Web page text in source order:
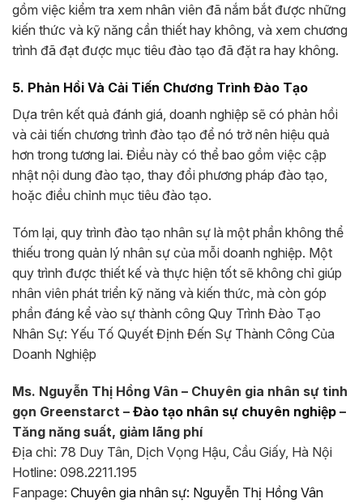
gồm việc kiểm tra xem nhân viên đã nắm bắt được những
kiến thức và kỹ năng cần thiết hay không, và xem chương
trình đã đạt được mục tiêu đào tạo đã đặt ra hay không.
5. Phản Hồi Và Cải Tiến Chương Trình Đào Tạo
Dựa trên kết quả đánh giá, doanh nghiệp sẽ có phản hồi
và cải tiến chương trình đào tạo để nó trở nên hiệu quả
hơn trong tương lai. Điều này có thể bao gồm việc cập
nhật nội dung đào tạo, thay đổi phương pháp đào tạo,
hoặc điều chỉnh mục tiêu đào tạo.
Tóm lại, quy trình đào tạo nhân sự là một phần không thể
thiếu trong quản lý nhân sự của mỗi doanh nghiệp. Một
quy trình được thiết kế và thực hiện tốt sẽ không chỉ giúp
nhân viên phát triển kỹ năng và kiến thức, mà còn góp
phần đáng kể vào sự thành công Quy Trình Đào Tạo
Nhân Sự: Yếu Tố Quyết Định Đến Sự Thành Công Của
Doanh Nghiệp
Ms. Nguyễn Thị Hồng Vân – Chuyên gia nhân sự tinh
gọn Greenstarct – Đào tạo nhân sự chuyên nghiệp –
Tăng năng suất, giảm lãng phí
Địa chỉ: 78 Duy Tân, Dịch Vọng Hậu, Cầu Giấy, Hà Nội
Hotline: 098.2211.195
Fanpage: Chuyên gia nhân sự: Nguyễn Thị Hồng Vân